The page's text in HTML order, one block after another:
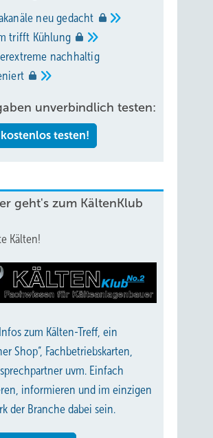
neugedacht
trifft Kühlung
nachhaltig
unverbindlich testen:
testen!
geht's zum KältenKlub
Kälten!
Infos zum Kälten-Treff, ein
Shop“, Fachbetriebskarten,
uvm. Einfach
informieren und im einzigen
der Branche dabei sein.